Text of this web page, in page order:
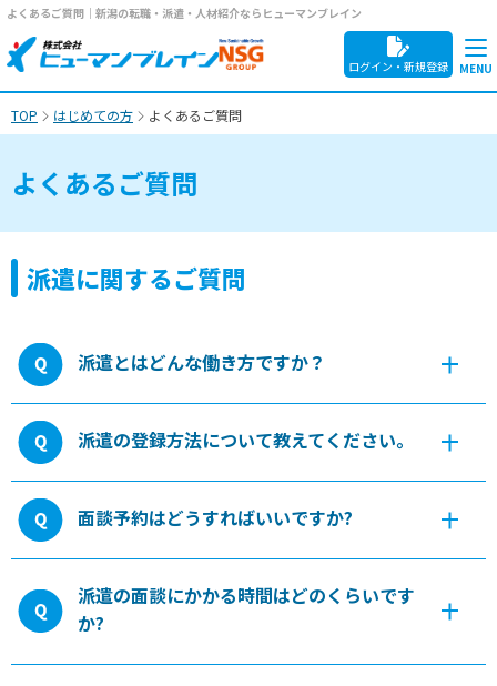
よくあるご質問｜新潟の転職・派遣・人材紹介ならヒューマンブレイン
ログイン・新規登録
TOP はじめての方 よくあるご質問
よくあるご質問
派遣に関するご質問
派遣とはどんな働き方ですか？
派遣の登録方法について教えてください。
面談予約はどうすればいいですか?
派遣の面談にかかる時間はどのくらいです
か?